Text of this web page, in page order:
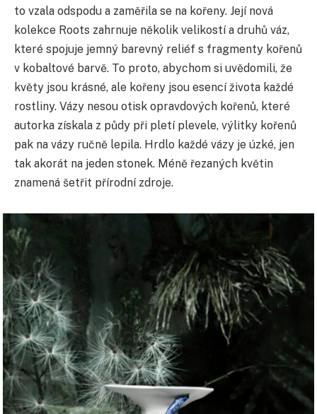
to vzala odspodu a zaměřila se na kořeny. Její nová
kolekce Roots zahrnuje několik velikostí a druhů váz,
které spojuje jemný barevný reliéf s fragmenty kořenů
v kobaltové barvě. To proto, abychom si uvědomili, že
květy jsou krásné, ale kořeny jsou esencí života každé
rostliny. Vázy nesou otisk opravdových kořenů, které
autorka získala z půdy při pletí plevele, výlitky kořenů
pak na vázy ručně lepila. Hrdlo každé vázy je úzké, jen
tak akorát na jeden stonek. Méně řezaných květin
znamená šetřit přírodní zdroje.